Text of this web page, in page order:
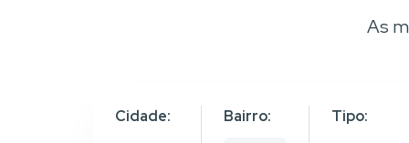
As
Cidade: Bairro: Tipo: